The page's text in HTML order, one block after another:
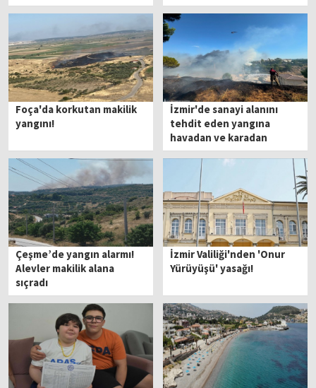
Foça'da korkutan makilik
yangını!
İzmir'de sanayi alanını
tehdit eden yangına
havadan ve karadan
müdahale!
Çeşme’de yangın alarmı!
Alevler makilik alana
sıçradı
İzmir Valiliği'nden 'Onur
Yürüyüşü' yasağı!